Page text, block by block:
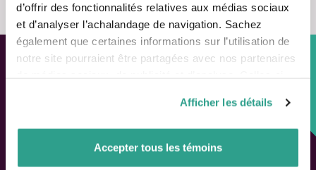
d’offrir des fonctionnalités relatives aux médias sociaux
et d’analyser l’achalandage de navigation. Sachez
également que certaines informations sur l’utilisation de
notre site pourraient être partagées avec nos partenaires
vous leur auriez fournies ou qu’ils auraient collectées lors
de votre utilisation de leurs services.
Afficher les détails
Accepter tous les témoins